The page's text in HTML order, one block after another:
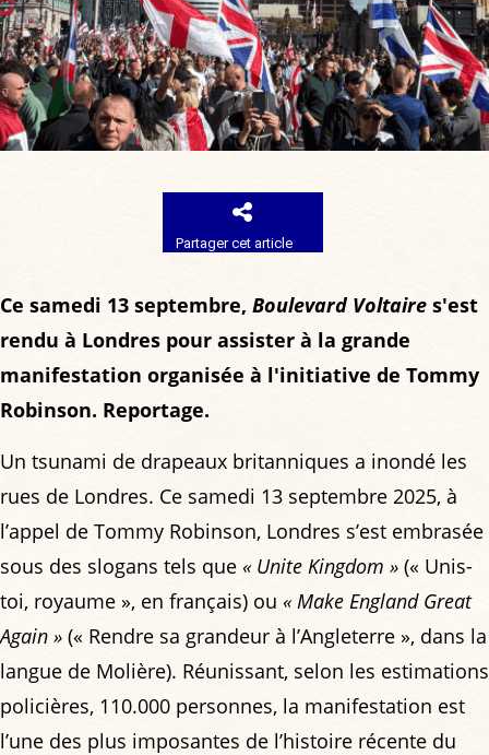
Partager cet article
Ce samedi 13 septembre, Boulevard Voltaire s'est
rendu à Londres pour assister à la grande
manifestation organisée à l'initiative de Tommy
Robinson. Reportage.
Un tsunami de drapeaux britanniques a inondé les
rues de Londres. Ce samedi 13 septembre 2025, à
l’appel de Tommy Robinson, Londres s’est embrasée
sous des slogans tels que « Unite Kingdom » (« Unis-
toi, royaume », en français) ou « Make England Great
Again » (« Rendre sa grandeur à l’Angleterre », dans la
langue de Molière). Réunissant, selon les estimations
policières, 110.000 personnes, la manifestation est
l’une des plus imposantes de l’histoire récente du